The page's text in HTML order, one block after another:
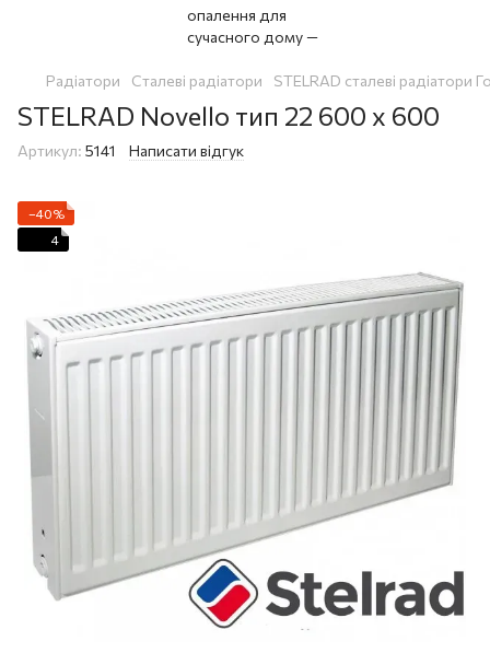
Радіатори Сталеві радіатори STELRAD сталеві радіатори
STELRAD Novello тип 22 600 x 600
Артикул: 5141 Написати відгук
−40%
4